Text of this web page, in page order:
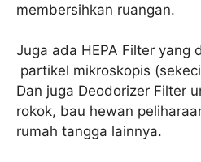
membersihkan ruangan.
Juga ada HEPA Filter yang
partikel mikroskopis
Dan juga Deodorizer Filter
rokok, bau hewan
rumah tangga lainnya.